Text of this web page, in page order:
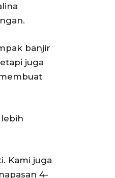
banjir
juga
Kami juga
4-